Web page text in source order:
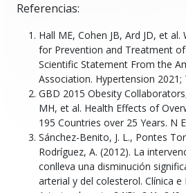
Referencias:
Hall ME, Cohen JB, Ard JD, et
for Prevention and Treatment
Scientific Statement From the
Association. Hypertension 2021;
GBD 2015 Obesity
MH, et al. Health Effects of
195 Countries over 25 Years. N
Sánchez-Benito, J. L., Pontes
Rodríguez, A. (2012). La
conlleva una disminución
arterial y del colesterol. Clínica e